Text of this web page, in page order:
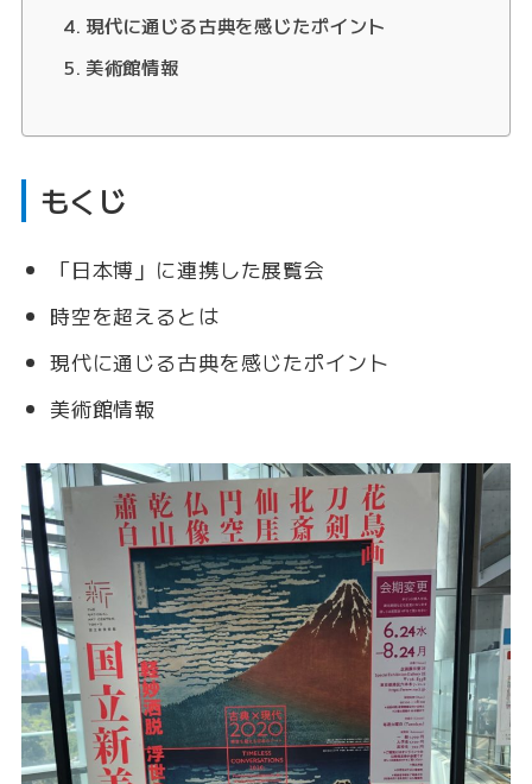
現代に通じる古典を感じたポイント
美術館情報
もくじ
「日本博」に連携した展覧会
時空を超えるとは
現代に通じる古典を感じたポイント
美術館情報